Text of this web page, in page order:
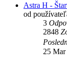
Astra H -
od
3
2848
25